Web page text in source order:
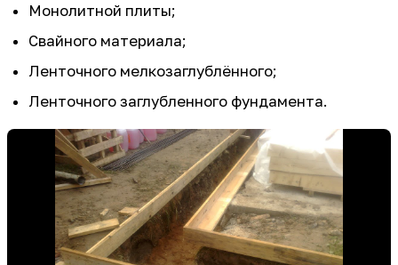
Монолитной плиты;
Свайного материала;
Ленточного мелкозаглублённого;
Ленточного заглубленного фундамента.